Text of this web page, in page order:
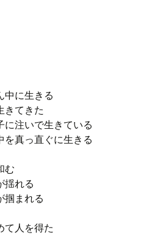
中に生きる
きてきた
に注いで生きている
を真っ直ぐに生きる
む
揺れる
掴まれる
て人を得た